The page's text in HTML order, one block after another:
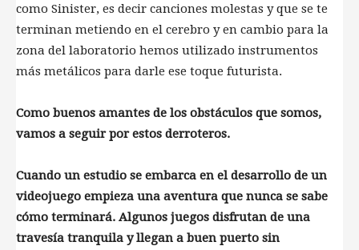
como Sinister, es decir canciones molestas y que se te
terminan metiendo en el cerebro y en cambio para la
zona del laboratorio hemos utilizado instrumentos
más metálicos para darle ese toque futurista.
Como buenos amantes de los obstáculos que somos,
vamos a seguir por estos derroteros.
Cuando un estudio se embarca en el desarrollo de un
videojuego empieza una aventura que nunca se sabe
cómo terminará. Algunos juegos disfrutan de una
travesía tranquila y llegan a buen puerto sin